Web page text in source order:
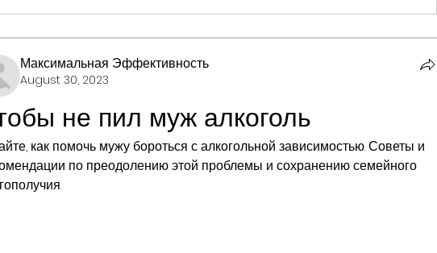
Максимальная Эффективность
August 30, 2023
не пил муж алкоголь
как помочь мужу бороться с алкогольной зависимостью. Советы и
по преодолению этой проблемы и сохранению семейного